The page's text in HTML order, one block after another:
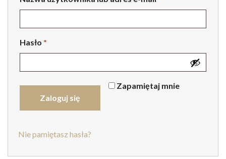
Hasło *
Zapamiętaj mnie
Zaloguj się
Nie pamiętasz hasła?